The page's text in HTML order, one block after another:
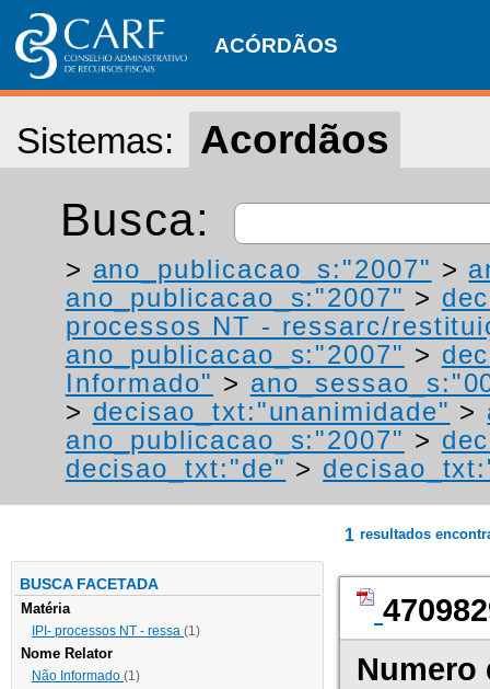
ACÓRDÃOS
Sistemas: Acordãos
Busca:
> ano_publicacao_s:"2007" >
ano_publicacao_s:"2007" >
processos NT - ressarc/
ano_publicacao_s:"2007" >
Informado" >
> decisao_txt:"unanimidade" >
ano_publicacao_s:"2007" >
decisao_txt:"de" >
BUSCA FACETADA
Matéria
IPI- processos NT - ressa (1)
Nome Relator
Não Informado (1)
1 resultados
Numero